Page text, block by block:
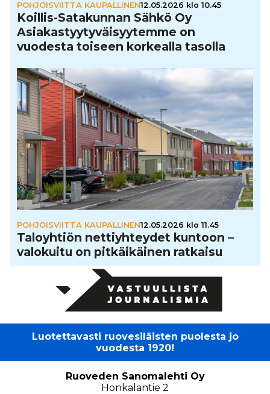
POHJOISVIITTA KAUPALLINEN12.05.2026 klo 10.45
Koillis-Sata­kun­nan Sähkö Oy
Asi­a­kas­tyy­ty­väi­syy­temme on
vuodesta toiseen korkealla tasolla
POHJOISVIITTA KAUPALLINEN12.05.2026 klo 11.45
Talo­yh­tiön net­tiyh­tey­det kuntoon –
valokuitu on pit­käi­käi­nen ratkaisu
Luotettavasti ruovesiläisten puolesta jo
vuodesta 1920!
Ruoveden Sanomalehti Oy
Honkalantie 2